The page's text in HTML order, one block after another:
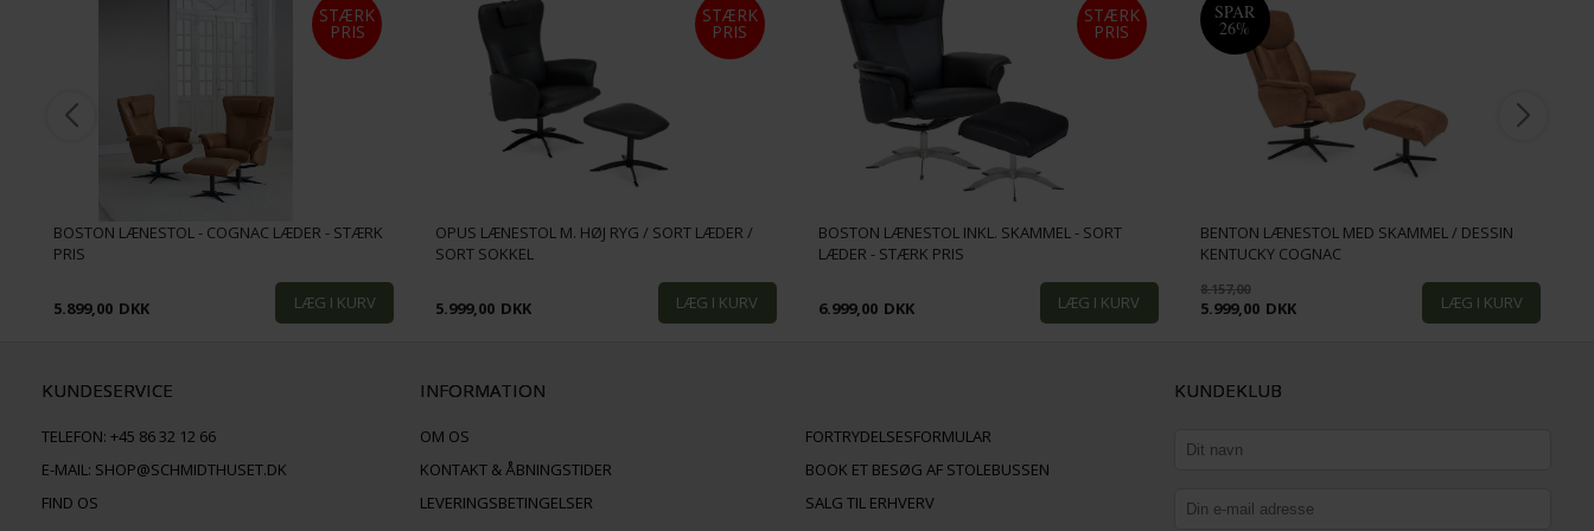
STÆRK
PRIS
BOSTON LÆNESTOL - COGNAC LÆDER - STÆRK
PRIS
5.899,00 DKK
STÆRK
PRIS
OPUS LÆNESTOL M. HØJ RYG / SORT LÆDER /
SORT SOKKEL
5.999,00 DKK
STÆRK
PRIS
BOSTON LÆNESTOL INKL. SKAMMEL - SORT
LÆDER - STÆRK PRIS
6.999,00 DKK
SPAR
26%
BENTON LÆNESTOL MED SKAMMEL / DESSIN
KENTUCKY COGNAC
8.157,00
5.999,00 DKK
KUNDESERVICE
TELEFON:+45 86 32 12 66
E-MAIL: SHOP@SCHMIDTHUSET.DK
FIND OS
INFORMATION
OM OS
KONTAKT & ÅBNINGSTIDER
LEVERINGSBETINGELSER
FORTRYDELSESFORMULAR
BOOK ET BESØG AF STOLEBUSSEN
SALG TIL ERHVERV
KUNDEKLUB